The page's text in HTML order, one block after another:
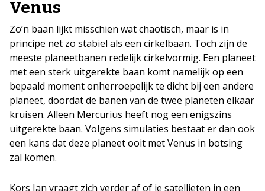
Venus
Zo’n baan lijkt misschien wat chaotisch, maar is in
principe net zo stabiel als een cirkelbaan. Toch zijn de
meeste planeetbanen redelijk cirkelvormig. Een planeet
met een sterk uitgerekte baan komt namelijk op een
bepaald moment onherroepelijk te dicht bij een andere
planeet, doordat de banen van de twee planeten elkaar
kruisen. Alleen Mercurius heeft nog een enigszins
uitgerekte baan. Volgens simulaties bestaat er dan ook
een kans dat deze planeet ooit met Venus in botsing
zal komen.
Kors Jan vraagt zich verder af of je satellieten in een